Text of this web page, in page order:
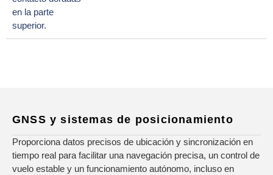
GNSS y sistemas de posicionamiento
Proporciona datos precisos de ubicación y sincronización en
tiempo real para facilitar una navegación precisa, un control de
vuelo estable y un funcionamiento autónomo, incluso en